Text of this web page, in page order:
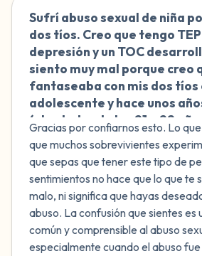
Sufrí abuso sexual de niña
dos tíos. Creo que tengo
depresión y un TOC
siento muy mal porque creo
fantaseaba con mis dos tíos
adolescente y hace unos
(alrededor de los 21 o 22
estoy segura de si esto es
mi TOC implica recuerdos
me parece recordar que,
bailaba con uno de mis tíos,
sentirlo cerca. Me pregunto
pasa a otros sobrevivientes.
Gracias por confiarnos esto. Lo
que muchos sobrevivientes
que sepas que tener este tipo de
sentimientos no hace que lo que te
malo, ni significa que hayas
abuso. La confusión que sientes es
común y comprensible al abuso
especialmente cuando el abuso